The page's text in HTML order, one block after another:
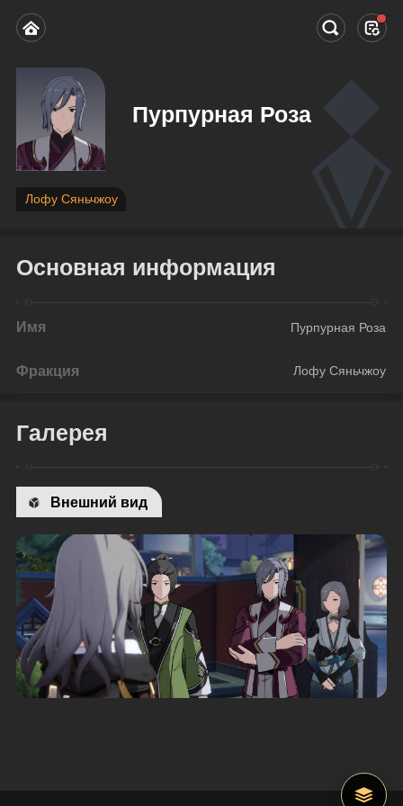
Пурпурная Роза
Лофу Сяньчжоу
Основная информация
Имя Пурпурная Роза
Фракция Лофу Сяньчжоу
Галерея
Внешний вид